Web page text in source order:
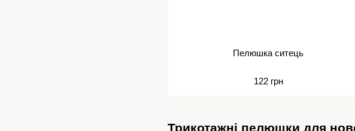
Трикотажні пелюшки для
Пелюшка ситець
122 грн